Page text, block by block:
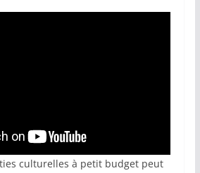
culturelles à petit budget peut